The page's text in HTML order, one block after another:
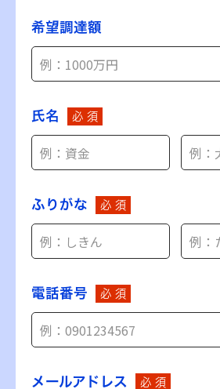
希望調達額
氏名 必 須
ふりがな 必 須
電話番号 必 須
メールアドレス 必 須